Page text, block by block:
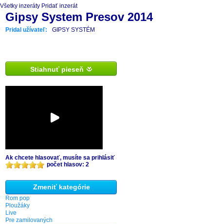
Všetky inzeráty Pridať inzerát
Gipsy System Presov 2014
Pridal užívateľ: GIPSY SYSTÉM
Stiahnuť pieseň
Ak chcete hlasovať, musíte sa prihlásiť
počet hlasov: 2
Zmeniť kategórie
Rom pop
Ploužáky
Live
Pre zamilovaných